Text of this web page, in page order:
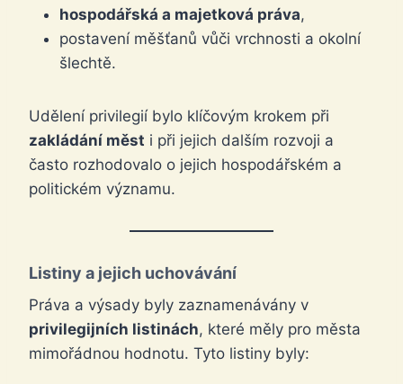
hospodářská a majetková práva,
postavení měšťanů vůči vrchnosti a okolní
šlechtě.
Udělení privilegií bylo klíčovým krokem při
zakládání měst i při jejich dalším rozvoji a
často rozhodovalo o jejich hospodářském a
politickém významu.
Listiny a jejich uchovávání
Práva a výsady byly zaznamenávány v
privilegijních listinách, které měly pro města
mimořádnou hodnotu. Tyto listiny byly: